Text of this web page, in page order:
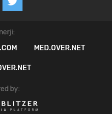
MED.OVER.NET
by: